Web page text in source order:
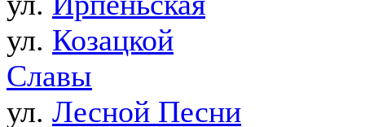
ул. Козацкой
Славы
ул. Лесной Песни